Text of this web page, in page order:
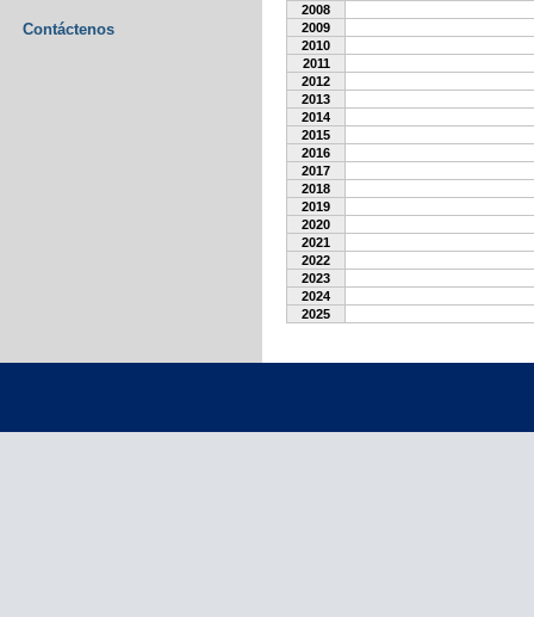
Contáctenos
2008
2009
2010
2011
2012
2013
2014
2015
2016
2017
2018
2019
2020
2021
2022
2023
2024
2025